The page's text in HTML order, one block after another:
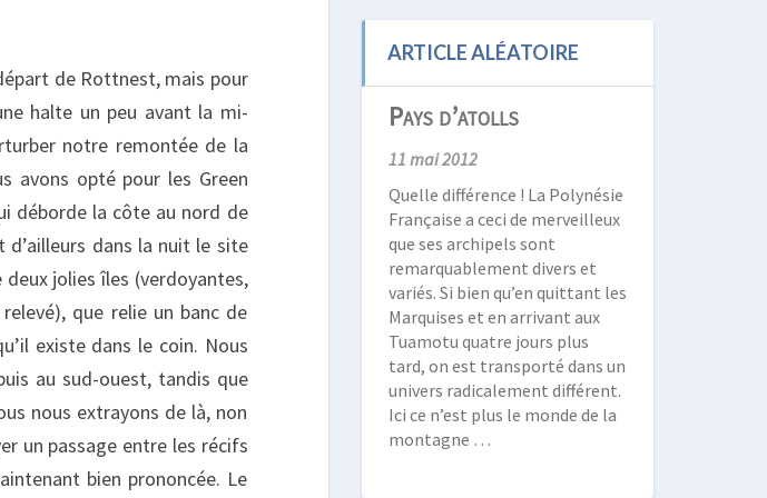
de Rottnest, mais pour
halte un peu avant la mi-
notre remontée de la
avons opté pour les Green
déborde la côte au nord de
dans la nuit le site
jolies îles (verdoyantes,
que relie un banc de
existe dans le coin. Nous
au sud-ouest, tandis que
nous extrayons de là, non
un passage entre les récifs
bien prononcée. Le
ARTICLE ALÉATOIRE
Pays d’atolls
11 mai 2012
Quelle différence ! La Polynésie
Française a ceci de merveilleux
que ses archipels sont
remarquablement divers et
variés. Si bien qu’en quittant les
Marquises et en arrivant aux
Tuamotu quatre jours plus
tard, on est transporté dans un
univers radicalement différent.
Ici ce n’est plus le monde de la
montagne …